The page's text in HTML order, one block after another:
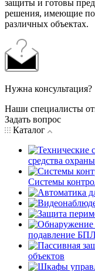
защиты и готовы
решения, имеющие
различных объектах.
Нужна консультация?
Наши специалисты
Задать вопрос
Каталог
средства
Системы
подавление
объектов